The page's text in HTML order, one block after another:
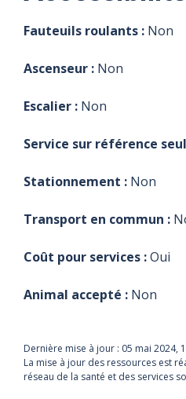
Fauteuils roulants : Non
Ascenseur : Non
Escalier : Non
Service sur référence
Stationnement : Non
Transport en commun :
Coût pour services :Oui
Animal accepté : Non
Dernière mise à jour : 05 mai 2024,
La mise à jour des ressources est
réseau de la santé et des services